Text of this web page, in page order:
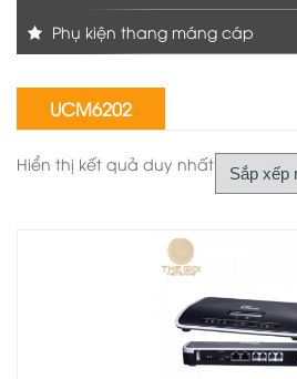
Phụ kiện thang máng cáp
UCM6202
Hiển thị kết quả duy nhất